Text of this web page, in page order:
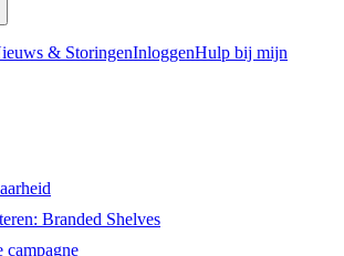
& StoringenInloggenHulp bij mijn
Branded Shelves
campagne